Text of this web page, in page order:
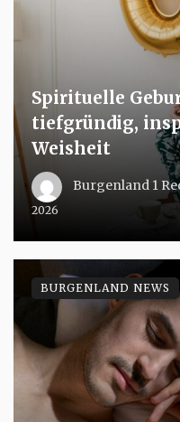
Spirituelle
tiefgründig,
Weisheit
Burgenland 1
2026
BURGENLAND NEWS